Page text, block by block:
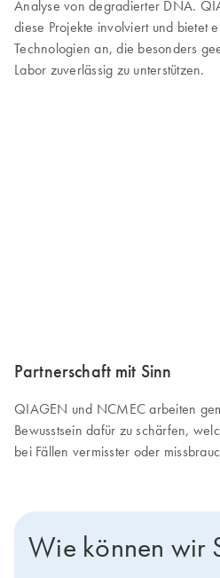
Analyse von degradierter DNA.
diese Projekte involviert und bietet
Technologien an, die besonders
Labor zuverlässig zu unterstützen.
Partnerschaft mit Sinn
QIAGEN und NCMEC arbeiten
Bewusstsein dafür zu schärfen,
bei Fällen vermisster oder
Wie können wir